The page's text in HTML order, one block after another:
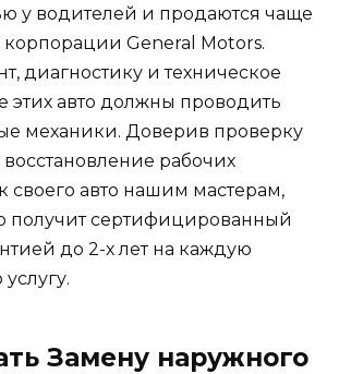
у водителей и продаются чаще
General Motors.
диагностику и техническое
этих авто должны проводить
механики. Доверив проверку
рабочих
своего авто нашим мастерам,
получит сертифицированный
до 2-х лет на каждую
Замену наружного